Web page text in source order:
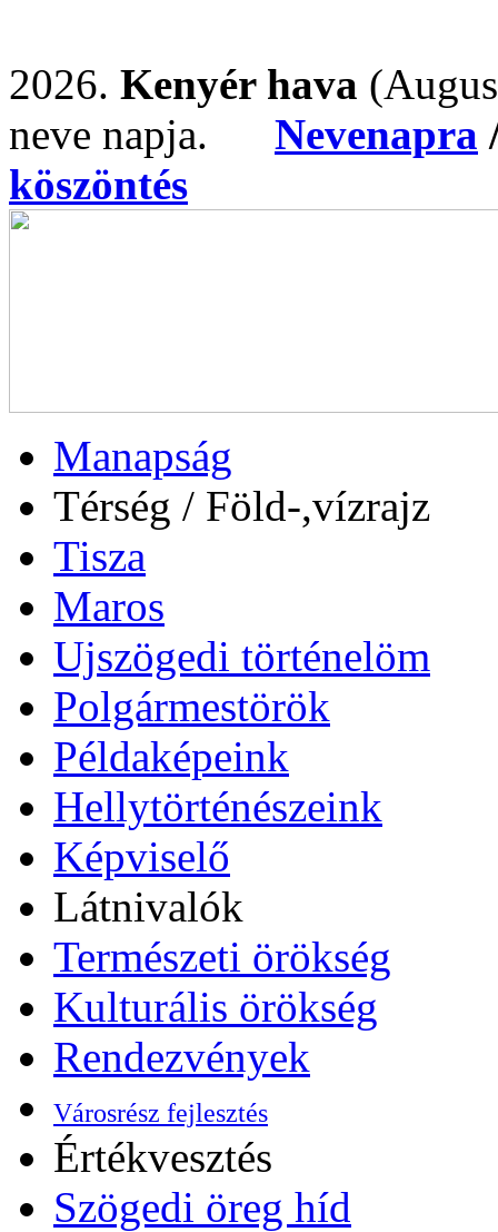
2026. Kenyér hava
neve napja. Nevenapra
köszöntés
Manapság
Térség / Föld-,vízrajz
Tisza
Maros
Ujszögedi történelöm
Polgármestörök
Példaképeink
Hellytörténészeink
Képviselő
Látnivalók
Természeti örökség
Kulturális örökség
Rendezvények
Városrész fejlesztés
Értékvesztés
Szögedi öreg híd